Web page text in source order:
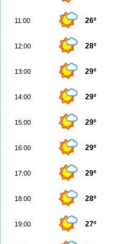
11:00 26º
12:00 28º
13:00 29º
14:00 29º
15:00 29º
16:00 29º
17:00 29º
18:00 28º
19:00 27º